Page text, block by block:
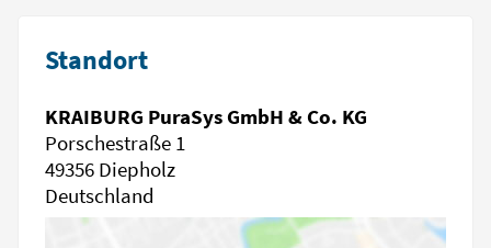
Standort
KRAIBURG PuraSys GmbH & Co. KG
Porschestraße 1
49356 Diepholz
Deutschland